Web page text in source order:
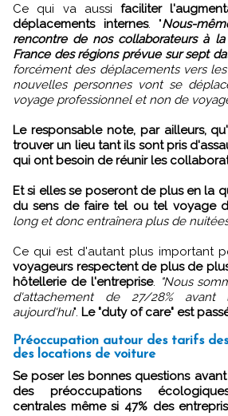
Ce qui va aussifaciliter
déplacements internes. "Nous-
rencontre de nos collaborateurs à
France des régions prévue sur sept
forcément des déplacements vers
nouvelles personnes vont se
voyage professionnel et non de
Le responsable note, par ailleurs,
trouver un lieu tant ils sont pris
qui ont besoin de réunir les
Et si elles se poseront de plus en la
du sens de faire tel ou tel voyage
long et donc entraînera plus de
Ce qui est d'autant plus important
voyageurs respectent de plus de
hôtellerie de l'entreprise. "Nous
d'attachement de 27/28%
aujourd'hui". Le "duty of care" est
Préoccupation autour des tarifs
des locations de voiture
Se poser les bonnes questions avant de voyager, en plus
des préoccupations
centrales même si 47% des